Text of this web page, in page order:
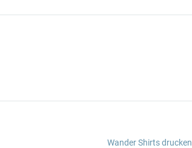
Wander Shirts drucken